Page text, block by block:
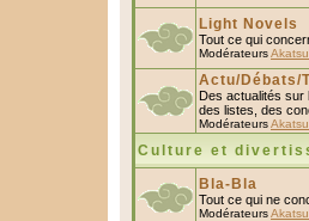
Light Novels
Tout ce qui
Modérateurs
Actu/Débats/
Des actualités sur
des listes, des
Modérateurs
Culture et
Bla-Bla
Tout ce qui ne
Modérateurs